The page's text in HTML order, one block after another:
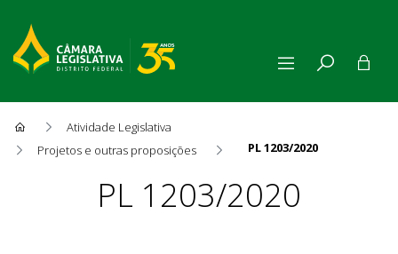
Atividade Legislativa
Projetos e outras proposições
PL 1203/2020
ProposiçãoPL 1203/2020